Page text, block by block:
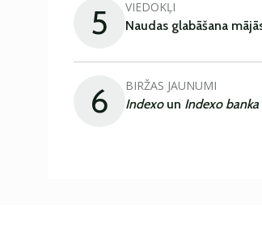
5 VIEDOKĻI
Naudas glabāšana
6 BIRŽAS JAUNUMI
Indexoun Indexo banka